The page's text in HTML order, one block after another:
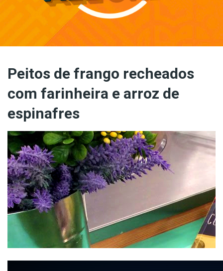
Peitos de frango recheados
com farinheira e arroz de
espinafres